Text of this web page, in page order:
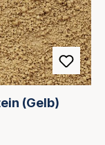
(Gelb)